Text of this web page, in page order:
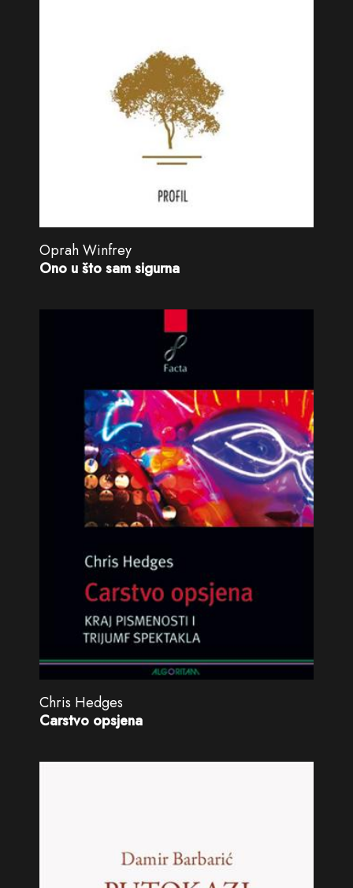
Oprah Winfrey
Ono u što sam sigurna
Chris Hedges
Carstvo opsjena